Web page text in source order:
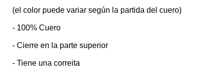
(el color puede variar según la partida del cuero)
- 100% Cuero
- Cierre en la parte superior
- Tiene una correita